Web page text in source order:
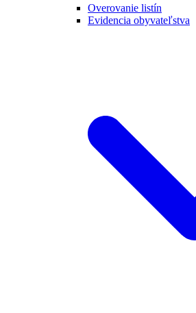
Overovanie listín
Evidencia obyvateľstva